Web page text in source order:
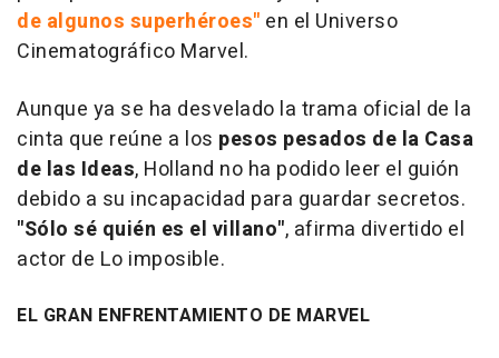
de algunos superhéroes" en el Universo
Cinematográfico Marvel.
Aunque ya se ha desvelado la trama oficial de la
cinta que reúne a los pesos pesados de la Casa
de las Ideas, Holland no ha podido leer el guión
debido a su incapacidad para guardar secretos.
"Sólo sé quién es el villano", afirma divertido el
actor de Lo imposible.
EL GRAN ENFRENTAMIENTO DE MARVEL